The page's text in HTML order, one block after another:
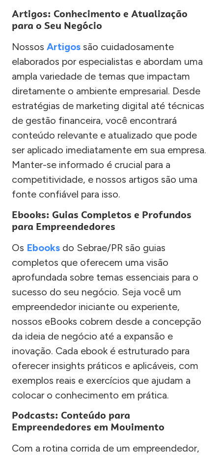
Artigos: Conhecimento e Atualização
para o Seu Negócio
Nossos Artigos são cuidadosamente
elaborados por especialistas e abordam uma
ampla variedade de temas que impactam
diretamente o ambiente empresarial. Desde
estratégias de marketing digital até técnicas
de gestão financeira, você encontrará
conteúdo relevante e atualizado que pode
ser aplicado imediatamente em sua empresa.
Manter-se informado é crucial para a
competitividade, e nossos artigos são uma
fonte confiável para isso.
Ebooks: Guias Completos e Profundos
para Empreendedores
Os Ebooks do Sebrae/PR são guias
completos que oferecem uma visão
aprofundada sobre temas essenciais para o
sucesso do seu negócio. Seja você um
empreendedor iniciante ou experiente,
nossos eBooks cobrem desde a concepção
da ideia de negócio até a expansão e
inovação. Cada ebook é estruturado para
oferecer insights práticos e aplicáveis, com
exemplos reais e exercícios que ajudam a
colocar o conhecimento em prática.
Podcasts: Conteúdo para
Empreendedores em Movimento
Com a rotina corrida de um empreendedor,